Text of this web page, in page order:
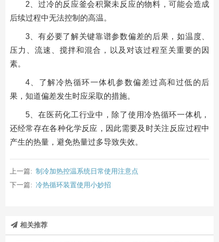
2、过冷的反应釜会积聚未反应的物料，可能会造成
后续过程中无法控制的高温。
3、有必要了解关键靠谱参数偏差的后果，如温度、
压力、流速、搅拌和混合，以及对该过程至关重要的因
素。
4、了解冷热循环一体机参数偏差过高和过低的后
果，知道偏差发生时应采取的措施。
5、在医药化工行业中，除了使用冷热循环一体机，
还经常存在各种化学反应，因此需要及时关注反应过程中
产生的热量，避免热量过多导致失效。
上一篇: 制冷加热控温系统日常使用注意点
下一篇: 冷热循环装置使用小妙招
相关推荐